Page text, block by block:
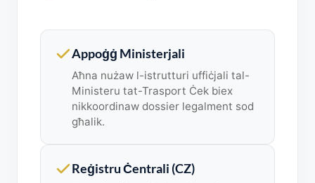
Appoġġ Ministerjali
Aħna nużaw l-istrutturi uffiċjali tal-
Ministeru tat-Trasport Ċek biex
nikkoordinaw dossier legalment sod
għalik.
Reġistru Ċentrali (CZ)